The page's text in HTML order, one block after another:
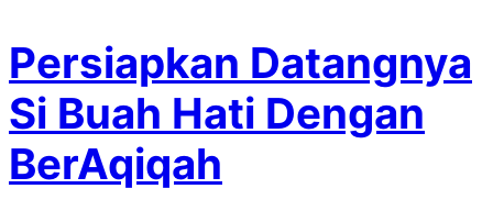
Persiapkan Datangnya
Si Buah Hati Dengan
BerAqiqah